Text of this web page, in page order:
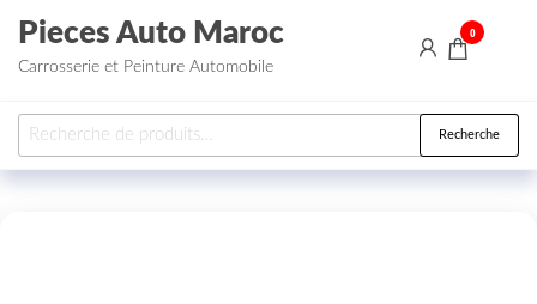
Aller au contenu
Pieces Auto Maroc
Carrosserie et Peinture Automobile
0
Recherche pour : Recherche